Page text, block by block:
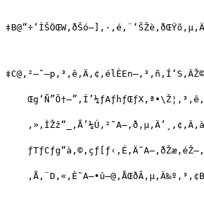
    ‚Å‚¨D‚«‚È˜A—•û–@‚ÅŒðÂ‚µ‚Ä‰º‚³‚¢B